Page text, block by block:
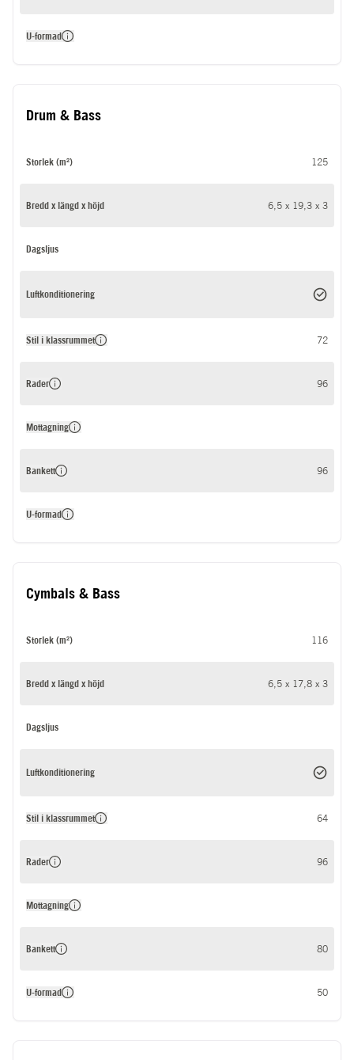
U-formad
Drum & Bass
Storlek (m²) 125
Bredd x längd x höjd 6,5 x 19,3 x 3
Dagsljus
Luftkonditionering
Stil i klassrummet 72
Rader 96
Mottagning
Bankett 96
U-formad
Cymbals & Bass
Storlek (m²) 116
Bredd x längd x höjd 6,5 x 17,8 x 3
Dagsljus
Luftkonditionering
Stil i klassrummet 64
Rader 96
Mottagning
Bankett 80
U-formad 50